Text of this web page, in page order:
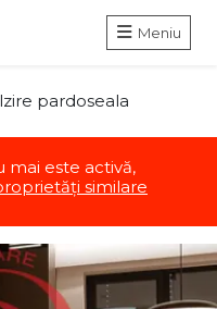
Meniu
pardoseala
este activă,
similare